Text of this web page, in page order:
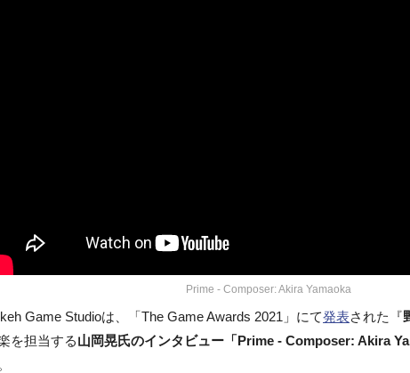
Prime - Composer: Akira Yamaoka
Game Studioは、「The Game Awards 2021」にて発表された『
を担当する山岡晃氏のインタビュー「Prime - Composer: Akira